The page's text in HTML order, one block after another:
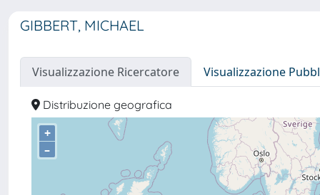
GIBBERT, MICHAEL
Visualizzazione Ricercatore Visualizzazione
Distribuzione geografica
+
–